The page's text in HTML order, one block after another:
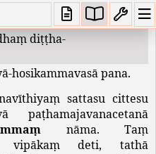
paccayaṃparigaṇhati
diṭṭha-
-hosikammavasāpana.
sattasu cittesu
paṭhamajavanacetanā
nāma.Taṃ
vipākaṃ deti,tathā